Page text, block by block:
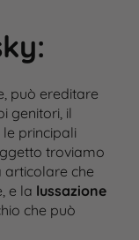
:
può ereditare
genitori, il
le principali
troviamo
articolare che
e la lussazione
che può